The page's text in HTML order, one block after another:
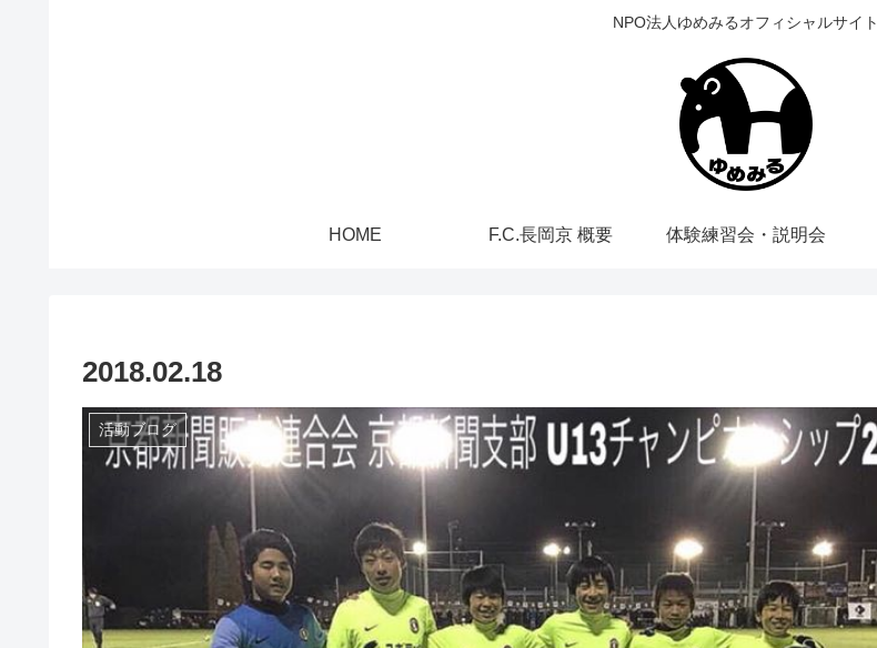
NPO法人ゆめみるオフィシャルサイト
HOME F.C.長岡京 概要 体験練習会・説明会
2018.02.18
活動ブログ